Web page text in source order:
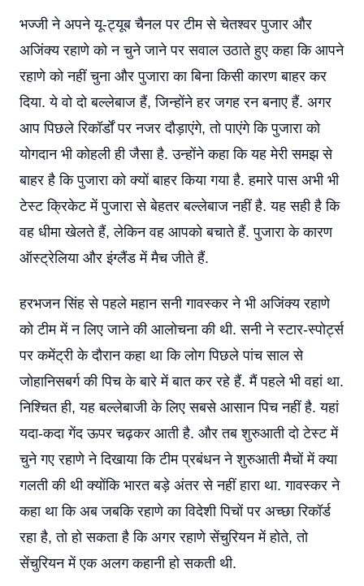
भज्जी ने अपने यू-ट्यूब चैनल पर टीम से चेतश्वर पुजार और
अजिंक्य रहाणे को न चुने जाने पर सवाल उठाते हुए कहा कि आपने
रहाणे को नहीं चुना और पुजारा का बिना किसी कारण बाहर कर
दिया. ये वो दो बल्लेबाज हैं, जिन्होंने हर जगह रन बनाए हैं. अगर
आप पिछले रिकॉर्डों पर नजर दौड़ाएंगे, तो पाएंगे कि पुजारा को
योगदान भी कोहली ही जैसा है. उन्होंने कहा कि यह मेरी समझ से
बाहर है कि पुजारा को क्यों बाहर किया गया है. हमारे पास अभी भी
टेस्ट क्रिकेट में पुजारा से बेहतर बल्लेबाज नहीं है. यह सही है कि
वह धीमा खेलते हैं, लेकिन वह आपको बचाते हैं. पुजारा के कारण
ऑस्ट्रेलिया और इंग्लैंड में मैच जीते हैं.
हरभजन सिंह से पहले महान सनी गावस्कर ने भी अजिंक्य रहाणे
को टीम में न लिए जाने की आलोचना की थी. सनी ने स्टार-स्पोर्ट्स
पर कमेंट्री के दौरान कहा था कि लोग पिछले पांच साल से
जोहानिसबर्ग की पिच के बारे में बात कर रहे हैं. मैं पहले भी वहां था.
निश्चित ही, यह बल्लेबाजी के लिए सबसे आसान पिच नहीं है. यहां
यदा-कदा गेंद ऊपर चढ़कर आती है. और तब शुरुआती दो टेस्ट में
चुने गए रहाणे ने दिखाया कि टीम प्रबंधन ने शुरुआती मैचों में क्या
गलती की थी क्योंकि भारत बड़े अंतर से नहीं हारा था. गावस्कर ने
कहा था कि अब जबकि रहाणे का विदेशी पिचों पर अच्छा रिकॉर्ड
रहा है, तो हो सकता है कि अगर रहाणे सेंचुरियन में होते, तो
सेंचुरियन में एक अलग कहानी हो सकती थी.